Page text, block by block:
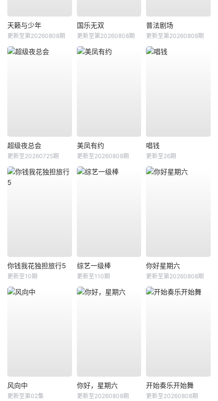
天籁与少年
更新至第20260808期
国乐无双
更新至第20260808期
普法剧场
更新至第20260808期
超级夜总会
更新至20260725期
美凤有约
更新至20260808期
唱钱
更新至26期
你钱我花独担旅行5
更新至10期
综艺一级棒
更新至110期
你好星期六
更新至第20260808期
风向中
更新至第02集
你好，星期六
更新至20260808期
开始奏乐开始舞
更新至20260808期